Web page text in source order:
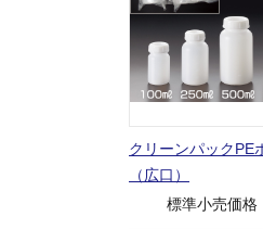
クリーンパックPE
（広口）
標準小売価格